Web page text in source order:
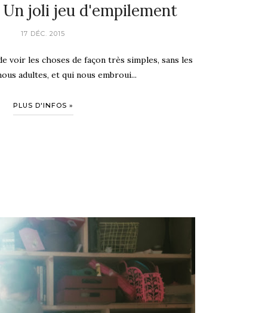
joli jeu d'empilement
17 DÉC. 2015
voir les choses de façon très simples, sans les
adultes, et qui nous embroui...
PLUS D'INFOS »